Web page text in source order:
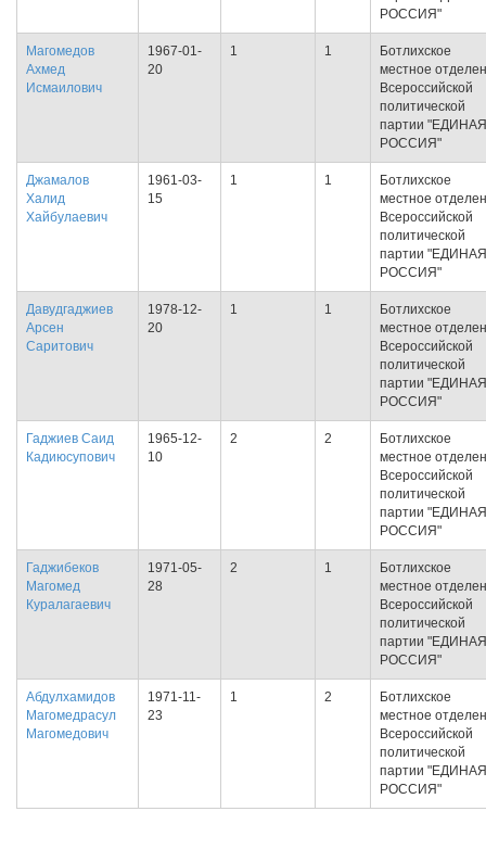
РОССИЯ"
Магомедов
Ахмед
Исмаилович
1967-01-
20
1 1
Ботлихское
местное
Всероссийской
политической
партии "ЕДИНАЯ
РОССИЯ"
Джамалов
Халид
Хайбулаевич
1961-03-
15
1 1
Ботлихское
местное
Всероссийской
политической
партии "ЕДИНАЯ
РОССИЯ"
Давудгаджиев
Арсен
Саритович
1978-12-
20
1 1
Ботлихское
местное
Всероссийской
политической
партии "ЕДИНАЯ
РОССИЯ"
Гаджиев Саид
Кадиюсупович
1965-12-
10
2 2
Ботлихское
местное
Всероссийской
политической
партии "ЕДИНАЯ
РОССИЯ"
Гаджибеков
Магомед
Куралагаевич
1971-05-
28
2 1
Ботлихское
местное
Всероссийской
политической
партии "ЕДИНАЯ
РОССИЯ"
Абдулхамидов
Магомедрасул
Магомедович
1971-11-
23
1 2
Ботлихское
местное
Всероссийской
политической
партии "ЕДИНАЯ
РОССИЯ"